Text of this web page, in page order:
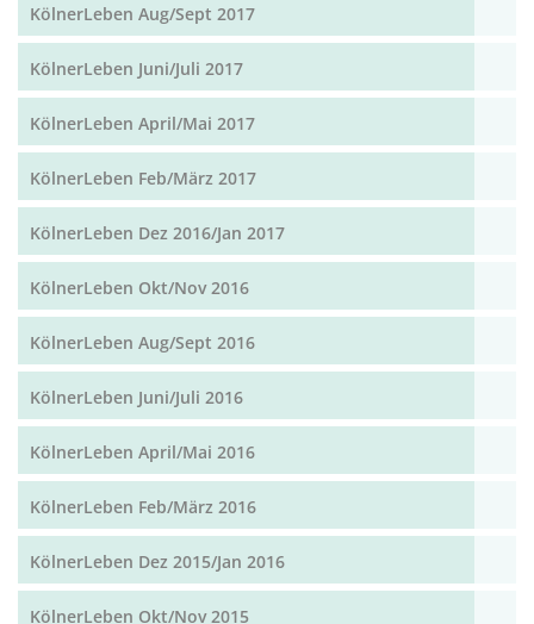
KölnerLeben Aug/Sept 2017
KölnerLeben Juni/Juli 2017
KölnerLeben April/Mai 2017
KölnerLeben Feb/März 2017
KölnerLeben Dez 2016/Jan 2017
KölnerLeben Okt/Nov 2016
KölnerLeben Aug/Sept 2016
KölnerLeben Juni/Juli 2016
KölnerLeben April/Mai 2016
KölnerLeben Feb/März 2016
KölnerLeben Dez 2015/Jan 2016
KölnerLeben Okt/Nov 2015